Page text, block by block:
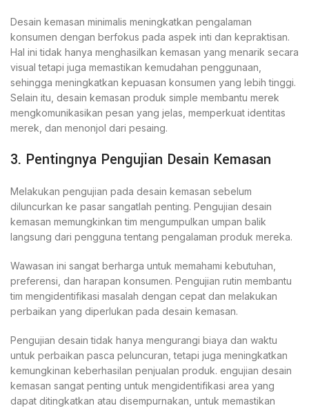
Desain kemasan minimalis meningkatkan pengalaman
konsumen dengan berfokus pada aspek inti dan kepraktisan.
Hal ini tidak hanya menghasilkan kemasan yang menarik secara
visual tetapi juga memastikan kemudahan penggunaan,
sehingga meningkatkan kepuasan konsumen yang lebih tinggi.
Selain itu, desain kemasan produk simple membantu merek
mengkomunikasikan pesan yang jelas, memperkuat identitas
merek, dan menonjol dari pesaing.
3. Pentingnya Pengujian Desain Kemasan
Melakukan pengujian pada desain kemasan sebelum
diluncurkan ke pasar sangatlah penting. Pengujian desain
kemasan memungkinkan tim mengumpulkan umpan balik
langsung dari pengguna tentang pengalaman produk mereka.
Wawasan ini sangat berharga untuk memahami kebutuhan,
preferensi, dan harapan konsumen. Pengujian rutin membantu
tim mengidentifikasi masalah dengan cepat dan melakukan
perbaikan yang diperlukan pada desain kemasan.
Pengujian desain tidak hanya mengurangi biaya dan waktu
untuk perbaikan pasca peluncuran, tetapi juga meningkatkan
kemungkinan keberhasilan penjualan produk. engujian desain
kemasan sangat penting untuk mengidentifikasi area yang
dapat ditingkatkan atau disempurnakan, untuk memastikan